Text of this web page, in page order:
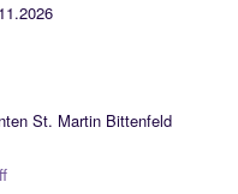
St. Martin Bittenfeld